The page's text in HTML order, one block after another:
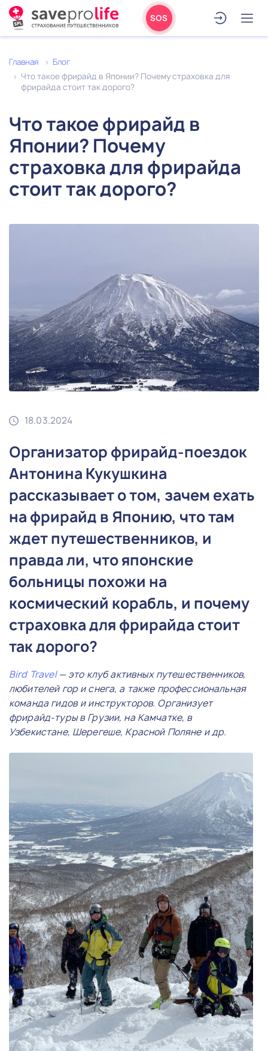
SOS
Главная
Блог
Что такое фрирайд в Японии? Почему страховка для
фрирайда стоит так дорого?
Что такое фрирайд в
Японии? Почему
страховка для фрирайда
стоит так дорого?
18.03.2024
Организатор фрирайд-поездок
Антонина Кукушкина
рассказывает о том, зачем ехать
на фрирайд в Японию, что там
ждет путешественников, и
правда ли, что японские
больницы похожи на
космический корабль, и почему
страховка для фрирайда стоит
так дорого?
Bird Travel— это клуб активных путешественников,
любителей гор и снега, а также профессиональная
команда гидов и инструкторов. Организует
фрирайд-туры в Грузии, на Камчатке, в
Узбекистане, Шерегеше, Красной Поляне и др.